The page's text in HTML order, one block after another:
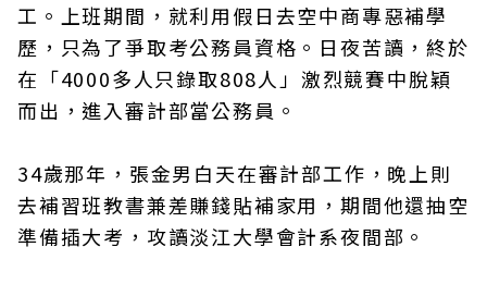
工。上班期間，就利用假日去空中商專惡補學
歷，只為了爭取考公務員資格。日夜苦讀，終於
在「4000多人只錄取808人」激烈競賽中脫穎
而出，進入審計部當公務員。
34歲那年，張金男白天在審計部工作，晚上則
去補習班教書兼差賺錢貼補家用，期間他還抽空
準備插大考，攻讀淡江大學會計系夜間部。